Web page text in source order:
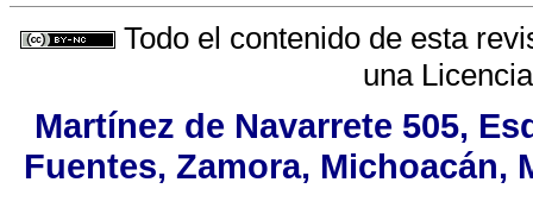
Todo el contenido de esta
una
Martínez de Navarrete 505,
Fuentes, Zamora, Michoacán,